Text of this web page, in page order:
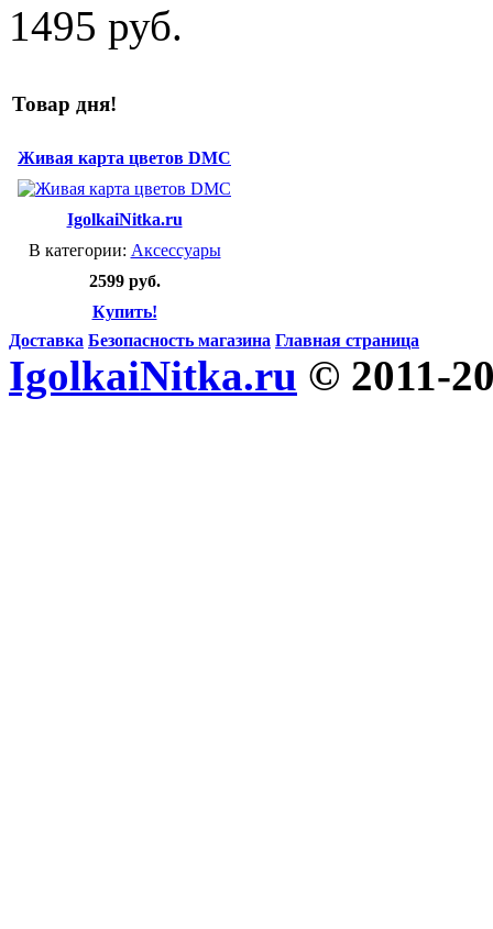
1495 руб.
Товар дня!
Живая карта цветов DMC
IgolkaiNitka.ru
В категории: Аксессуары
2599 руб.
Купить!
Доставка Безопасность магазина Главная страница
IgolkaiNitka.ru © 2011-